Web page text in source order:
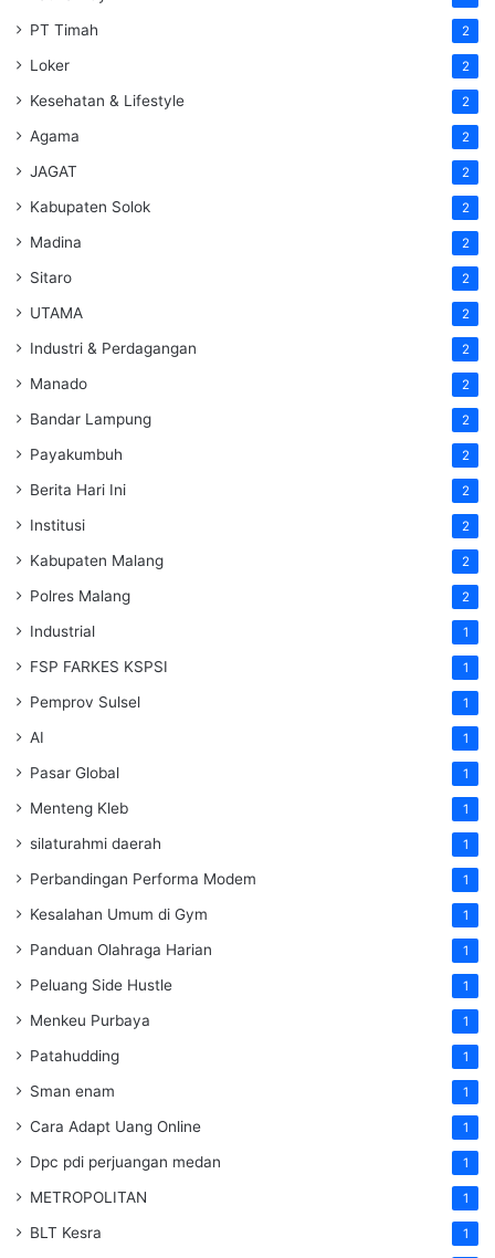
PT Timah 2
Loker 2
Kesehatan & Lifestyle 2
Agama 2
JAGAT 2
Kabupaten Solok 2
Madina 2
Sitaro 2
UTAMA 2
Industri & Perdagangan 2
Manado 2
Bandar Lampung 2
Payakumbuh 2
Berita Hari Ini 2
Institusi 2
Kabupaten Malang 2
Polres Malang 2
Industrial 1
FSP FARKES KSPSI 1
Pemprov Sulsel 1
AI 1
Pasar Global 1
Menteng Kleb 1
silaturahmi daerah 1
Perbandingan Performa Modem 1
Kesalahan Umum di Gym 1
Panduan Olahraga Harian 1
Peluang Side Hustle 1
Menkeu Purbaya 1
Patahudding 1
Sman enam 1
Cara Adapt Uang Online 1
Dpc pdi perjuangan medan 1
METROPOLITAN 1
BLT Kesra 1